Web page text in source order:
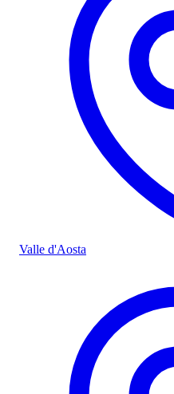
Valle d'Aosta